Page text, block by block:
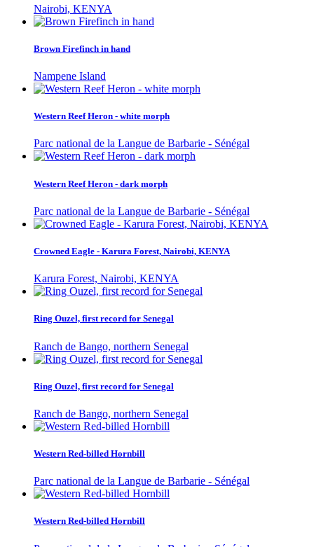
Nairobi, KENYA
Brown Firefinch in hand
Nampene Island
Western Reef Heron - white morph
Parc national de la Langue de Barbarie - Sénégal
Western Reef Heron - dark morph
Parc national de la Langue de Barbarie - Sénégal
Crowned Eagle - Karura Forest, Nairobi, KENYA
Karura Forest, Nairobi, KENYA
Ring Ouzel, first record for Senegal
Ranch de Bango, northern Senegal
Ring Ouzel, first record for Senegal
Ranch de Bango, northern Senegal
Western Red-billed Hornbill
Parc national de la Langue de Barbarie - Sénégal
Western Red-billed Hornbill